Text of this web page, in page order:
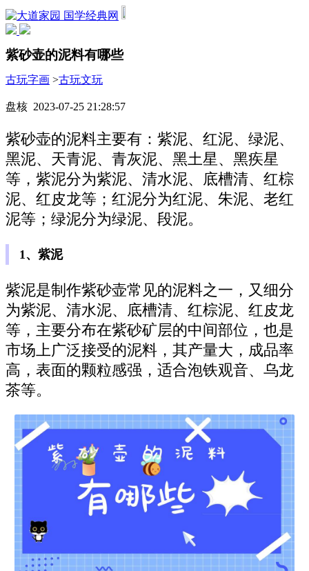
国学经典网
紫砂壶的泥料有哪些
古玩字画 >古玩文玩
盘核 2023-07-25 21:28:57
紫砂壶的泥料主要有：紫泥、红泥、绿泥、
黑泥、天青泥、青灰泥、黑土星、黑疾星
等，紫泥分为紫泥、清水泥、底槽清、红棕
泥、红皮龙等；红泥分为红泥、朱泥、老红
泥等；绿泥分为绿泥、段泥。
1、紫泥
紫泥是制作紫砂壶常见的泥料之一，又细分
为紫泥、清水泥、底槽清、红棕泥、红皮龙
等，主要分布在紫砂矿层的中间部位，也是
市场上广泛接受的泥料，其产量大，成品率
高，表面的颗粒感强，适合泡铁观音、乌龙
茶等。